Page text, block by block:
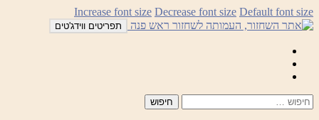
לדלג
לתוכן
Increase font size Decrease font size Default font size
תפריטים ווידג'טים